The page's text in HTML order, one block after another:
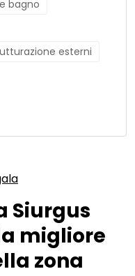
bagno
esterni
Siurgus
migliore
zona